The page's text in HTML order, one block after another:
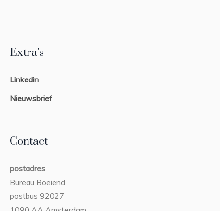
Extra’s
Linkedin
Nieuwsbrief
Contact
postadres
Bureau Boeiend
postbus 92027